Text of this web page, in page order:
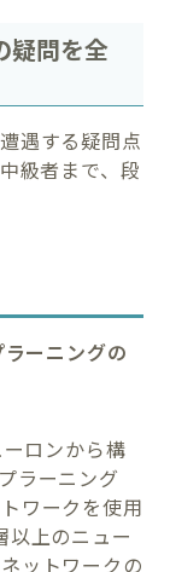
疑問を全
遇する疑問点
級者まで、段
ーニングの
ロンから構
ラーニング
ワークを使用
以上のニュー
ットワークの